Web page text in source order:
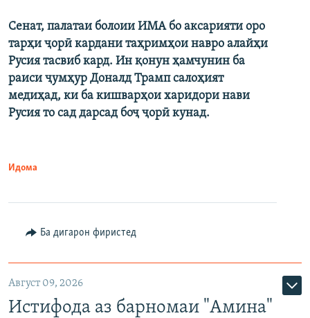
Сенат, палатаи болоии ИМА бо аксарияти оро
тарҳи ҷорӣ кардани таҳримҳои навро алайҳи
Русия тасвиб кард. Ин қонун ҳамчунин ба
раиси ҷумҳур Доналд Трамп салоҳият
медиҳад, ки ба кишварҳои харидори нави
Русия то сад дарсад боҷ ҷорӣ кунад.
Идома
Ба дигарон фиристед
Август 09, 2026
Истифода аз барномаи "Амина"